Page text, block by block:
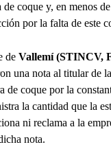
coque y, en menos
por la falta de este
de Vallemí (STINCV,
una nota al titular de
de coque por la
la cantidad que la
ni reclama a la
nota.